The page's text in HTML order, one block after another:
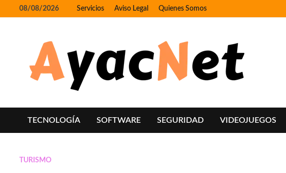
to
08/08/2026 Servicios Aviso Legal Quienes Somos
TECNOLOGÍA SOFTWARE SEGURIDAD VIDEOJUEGOS
TURISMO